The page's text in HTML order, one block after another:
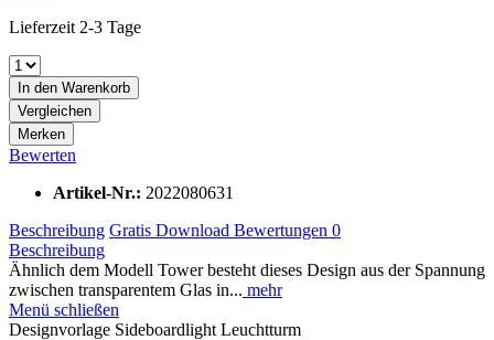
Lieferzeit 2-3 Tage
In den Warenkorb
Vergleichen
Merken
Bewerten
Artikel-Nr.: 2022080631
Beschreibung Gratis Download Bewertungen 0
Beschreibung
Ähnlich dem Modell Tower besteht dieses Design aus der Spannung
zwischen transparentem Glas in... mehr
Menü schließen
Designvorlage Sideboardlight Leuchtturm